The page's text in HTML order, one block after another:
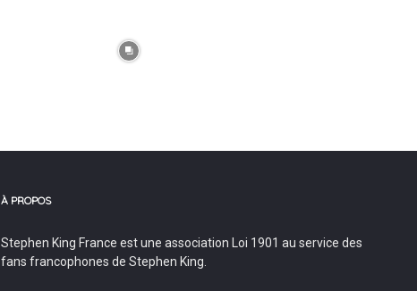
À PROPOS
Stephen King France est une association Loi 1901 au service des
fans francophones de Stephen King.